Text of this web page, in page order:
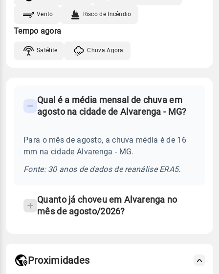
Vento Risco de Incêndio
Tempo agora
Satélite Chuva Agora
Perguntas
sobre
chuva
Qual é a média mensal de chuva em
agosto na cidade de Alvarenga - MG?
Para o mês de agosto, a chuva média é de 16
mm na cidade Alvarenga - MG.
Fonte: 30 anos de dados de reanálise ERA5.
Quanto já choveu em Alvarenga no
mês de agosto/2026?
Proximidades